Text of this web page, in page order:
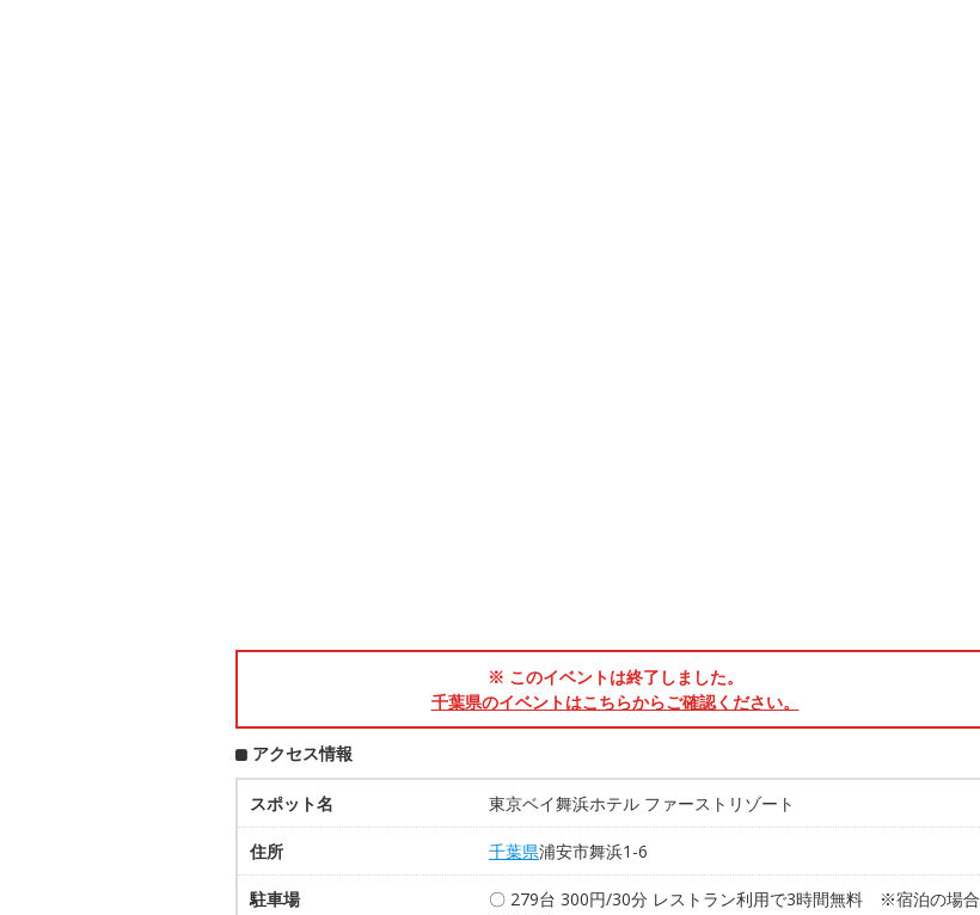
※ このイベントは終了しました。
千葉県のイベントはこちらからご確認ください。
アクセス情報
スポット名 東京ベイ舞浜ホテル ファーストリゾート
住所 千葉県浦安市舞浜1-6
駐車場
〇 279台 300円/30分 レストラン利用で3時間無料 ※宿泊の場合